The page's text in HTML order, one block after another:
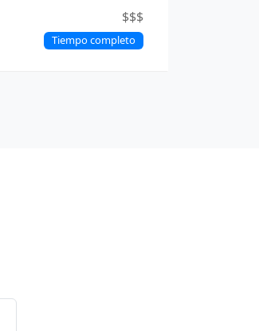
$$$
Tiempo completo